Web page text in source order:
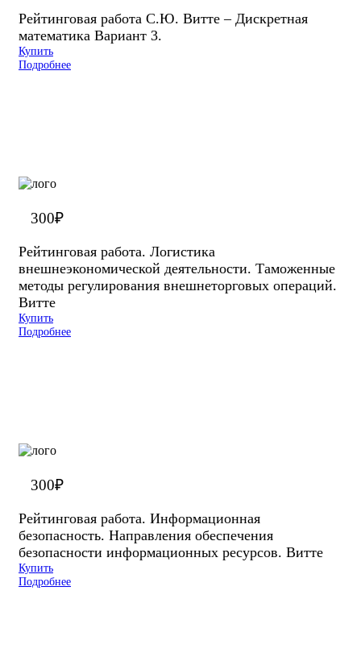
Рейтинговая работа С.Ю. Витте – Дискретная
математика Вариант 3.
Купить
Подробнее
300₽
Рейтинговая работа. Логистика
внешнеэкономической деятельности. Таможенные
методы регулирования внешнеторговых операций.
Витте
Купить
Подробнее
300₽
Рейтинговая работа. Информационная
безопасность. Направления обеспечения
безопасности информационных ресурсов. Витте
Купить
Подробнее